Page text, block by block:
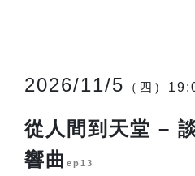
2026/11/5 （四）
從人間到天堂 –
響曲 ep13